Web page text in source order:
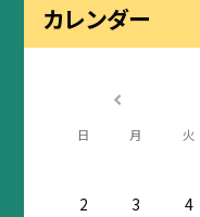
カレンダー
日 月 火
2
3 4